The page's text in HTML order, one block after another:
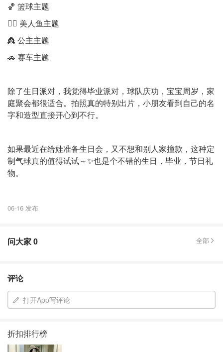
🏀 篮球主题
🧜‍♀️ 美人鱼主题
👸 公主主题
🚗 赛车主题
除了生日派对，我觉得毕业派对，球队庆功，宝宝周岁，家
庭聚会都很适合。拍照真的特别出片，小朋友看到自己的名
字和造型直接开心到不行。
如果最近在给娃准备生日会，又不想和别人家撞款，这种定
制气球真的值得试试～✨也是个不错的生日，毕业，节日礼
物。
06-16 发布
问大家0 全部
评论
打开App写评论
折扣排行榜